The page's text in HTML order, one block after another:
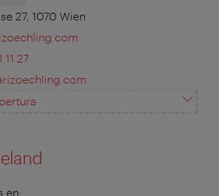
27, 1070 Wien
11 27
en: